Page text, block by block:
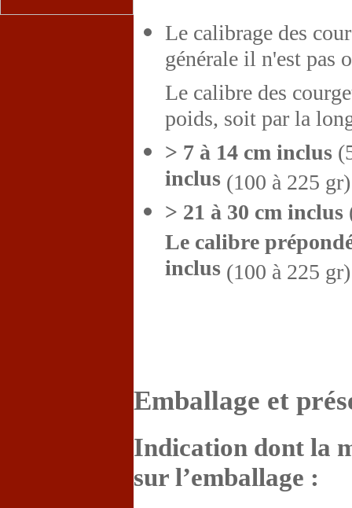
Le calibrage des
générale il n'est pas
Le calibre des
poids, soit par la
> 7 à 14 cm inclus
inclus (100 à 225
> 21 à 30 cm inclus
Le calibre
inclus (100 à 225
Emballage et
Indication dont la
sur l’emballage :